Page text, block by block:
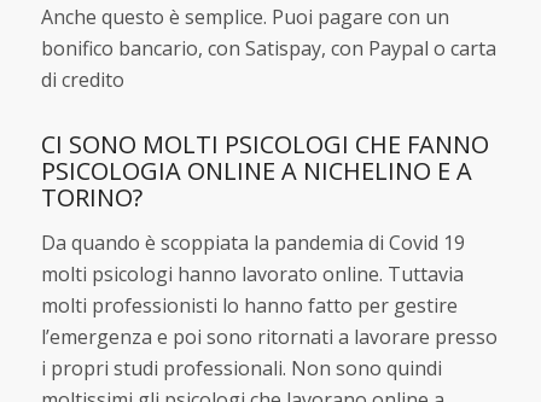
Anche questo è semplice. Puoi pagare con un
bonifico bancario, con Satispay, con Paypal o carta
di credito
CI SONO MOLTI PSICOLOGI CHE FANNO
PSICOLOGIA ONLINE A NICHELINO E A
TORINO?
Da quando è scoppiata la pandemia di Covid 19
molti psicologi hanno lavorato online. Tuttavia
molti professionisti lo hanno fatto per gestire
l’emergenza e poi sono ritornati a lavorare presso
i propri studi professionali. Non sono quindi